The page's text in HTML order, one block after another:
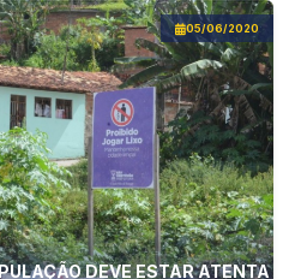
05/06/2020
DEVE ESTAR ATENTA